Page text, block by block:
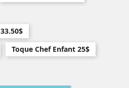
Toque Chef Enfant 25$